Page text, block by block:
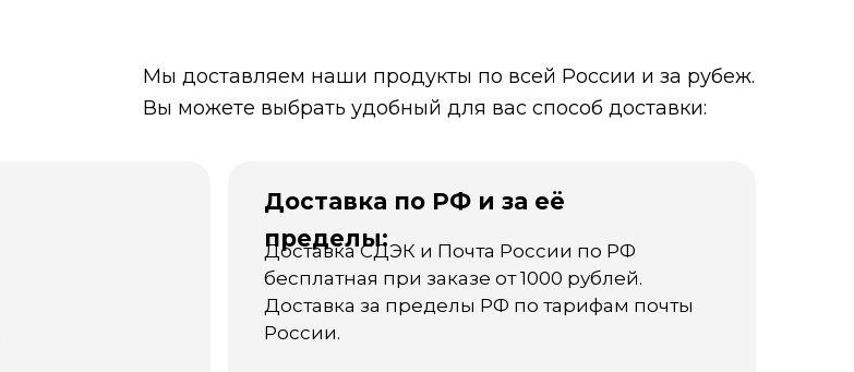
Доставка СДЭК и Почта России по РФ
бесплатная при заказе от 1000 рублей.
Доставка за пределы РФ по тарифам почты
России.
Доставка по РФ и за её
пределы:
Мы доставляем наши продукты по всей России и за рубеж.
Вы можете выбрать удобный для вас способ доставки: